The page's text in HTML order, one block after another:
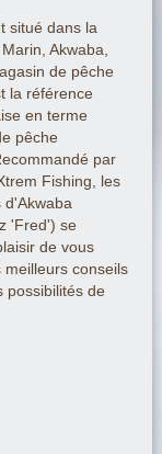
situé dans la
Akwaba,
de pêche
la référence
en terme
pêche
par
Fishing, les
d'Akwaba
'Fred') se
de vous
meilleurs conseils
possibilités de